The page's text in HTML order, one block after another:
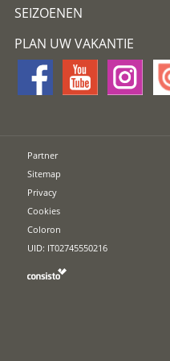
SEIZOENEN
PLAN UW VAKANTIE
Partner
Sitemap
Privacy
Cookies
Coloron
UID: IT02745550216